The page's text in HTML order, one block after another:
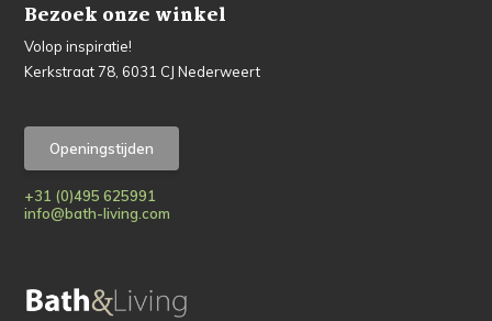
Bezoek onze winkel
Volop inspiratie!
Kerkstraat 78, 6031 CJ Nederweert
Openingstijden
+31 (0)495 625991
info@bath-living.com